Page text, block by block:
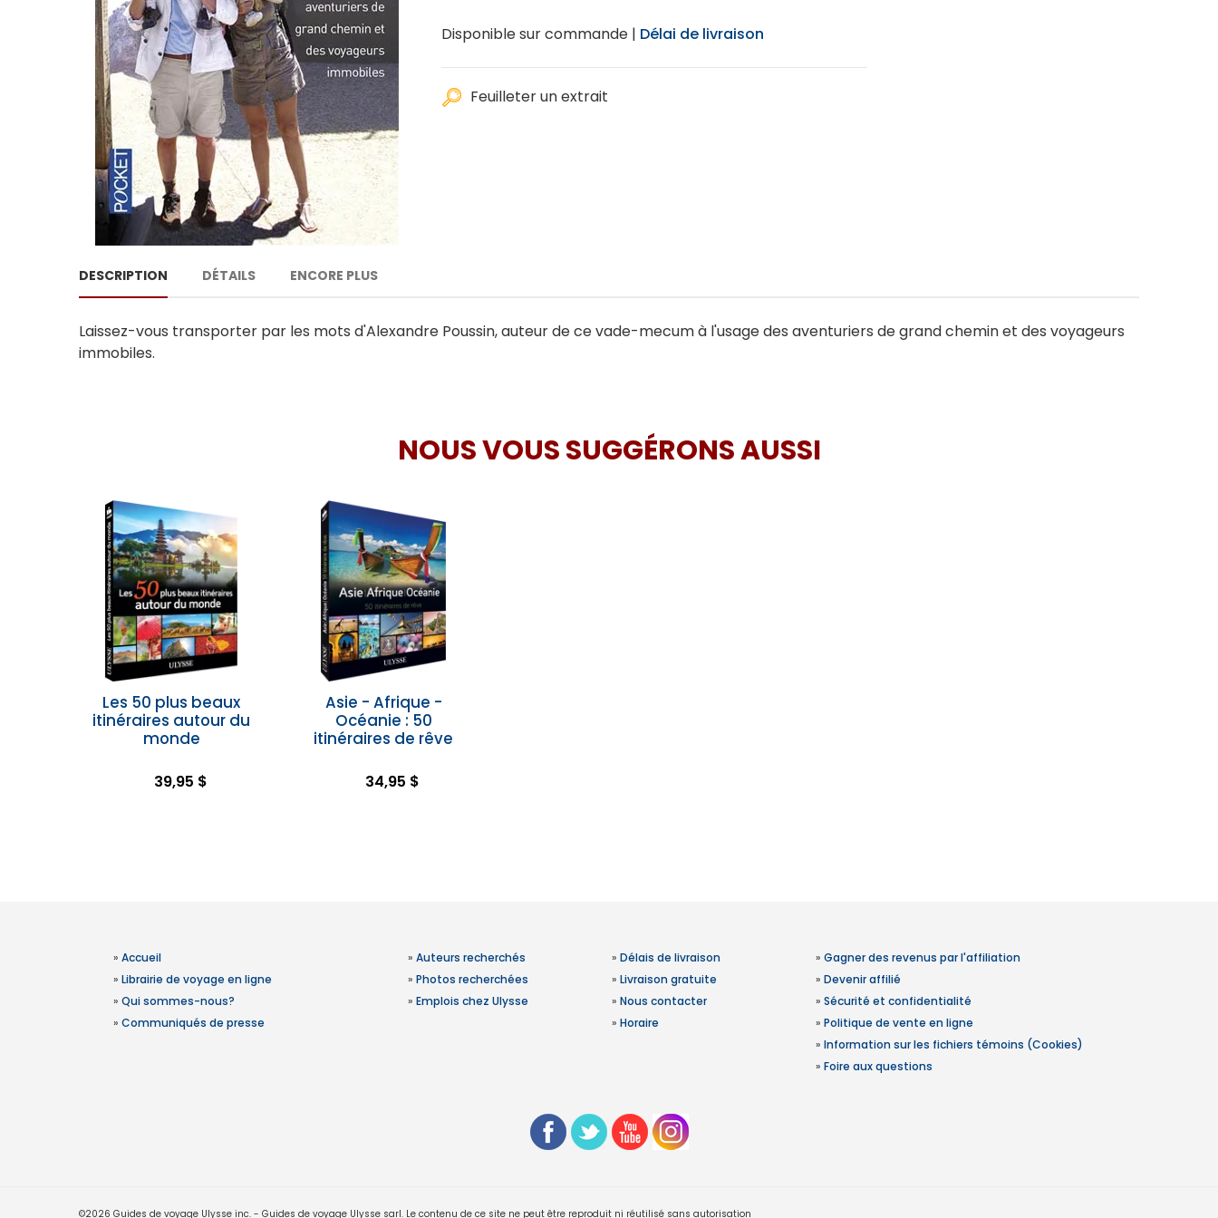
Disponible sur commande | Délai de livraison
Feuilleter un extrait
DESCRIPTION DÉTAILS ENCORE PLUS
Laissez-vous transporter par les mots d'Alexandre Poussin, auteur de ce vade-mecum à l'usage des aventuriers de grand chemin et des voyageurs
immobiles.
NOUS VOUS SUGGÉRONS AUSSI
Les 50 plus beaux
itinéraires autour du
monde
39,95 $
Asie - Afrique -
Océanie : 50
itinéraires de rêve
34,95 $
» Accueil
» Librairie de voyage en ligne
» Qui sommes-nous?
» Communiqués de presse
» Auteurs recherchés
» Photos recherchées
» Emplois chez Ulysse
» Délais de livraison
» Livraison gratuite
» Nous contacter
» Horaire
» Gagner des revenus par l'affiliation
» Devenir affilié
» Sécurité et confidentialité
» Politique de vente en ligne
» Information sur les fichiers témoins (Cookies)
» Foire aux questions
©2026 Guides de voyage Ulysse inc. - Guides de voyage Ulysse sarl. Le contenu de ce site ne peut être reproduit ni réutilisé sans autorisation